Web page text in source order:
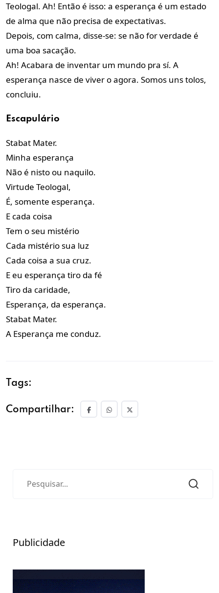
Teologal. Ah! Então é isso: a esperança é um estado
de alma que não precisa de expectativas.
Depois, com calma, disse-se: se não for verdade é
uma boa sacação.
Ah! Acabara de inventar um mundo pra sí. A
esperança nasce de viver o agora. Somos uns tolos,
concluiu.
Escapulário
Stabat Mater.
Minha esperança
Não é nisto ou naquilo.
Virtude Teologal,
É, somente esperança.
E cada coisa
Tem o seu mistério
Cada mistério sua luz
Cada coisa a sua cruz.
E eu esperança tiro da fé
Tiro da caridade,
Esperança, da esperança.
Stabat Mater.
A Esperança me conduz.
Tags:
Compartilhar:
Publicidade